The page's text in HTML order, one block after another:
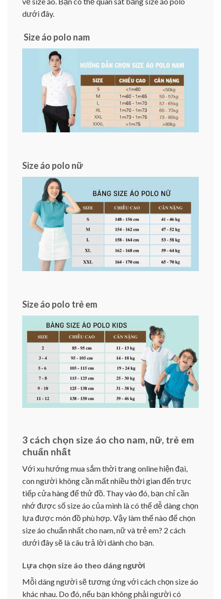
dưới đây.
Size áo polo nam
Size áo polo nữ
Size áo polo trẻ em
3 cách chọn size áo cho nam, nữ, trẻ em
chuẩn nhất
Với xu hướng mua sắm thời trang online hiện đại,
con người không cần mất nhiều thời gian đến trực
tiếp cửa hàng để thử đồ. Thay vào đó, bạn chỉ cần
nhớ được số size áo của mình là có thể dễ dàng chọn
lựa được món đồ phù hợp. Vậy làm thế nào để chọn
size áo chuẩn nhất cho nam, nữ và trẻ em? 2 cách
dưới đây sẽ là câu trả lời dành cho bạn.
Lựa chọn size áo theo dáng người
Mỗi dáng người sẽ tương ứng với cách chọn size áo
khác nhau. Do đó, nếu bạn không phải người có